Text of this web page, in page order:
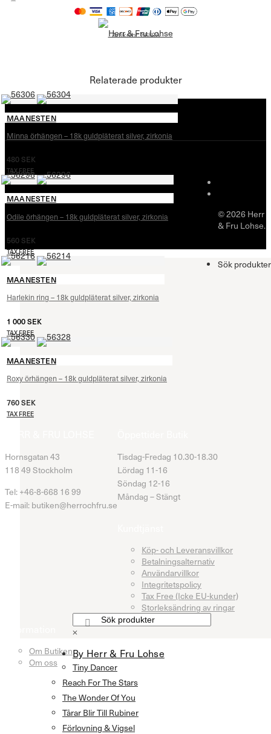
Artikelnr:8689A
Relaterade produkter
MAANESTEN
Minna örhängen – 18k guldpläterat silver, zirkonia
480 SEK
TAX FREE
MAANESTEN
Odile örhängen – 18k guldpläterat silver, zirkonia
560 SEK
TAX FREE
MAANESTEN
Harlekin ring – 18k guldpläterat silver, zirkonia
1 000SEK
TAX FREE
MAANESTEN
Roxy örhängen – 18k guldpläterat silver, zirkonia
760SEK
TAX FREE
Hornsgatan 43
118 49 Stockholm
Tel: +46-8-668 16 99
E-mail: butiken@herrochfru.se
Tisdag-Fredag 10.30-18.30
Lördag 11-16
Söndag 12-16
Måndag – Stängt
Köp- och Leveransvillkor
Betalningsalternativ
Användarvillkor
Integritetspolicy
Tax Free (Icke EU-kunder)
Storleksändring av ringar
Om Butiken
Om oss
© 2026 Herr
& Fru Lohse.
Sök produkter
×
By Herr & Fru Lohse
Tiny Dancer
Reach For The Stars
The Wonder Of You
Tårar Blir Till Rubiner
Förlovning & Vigsel